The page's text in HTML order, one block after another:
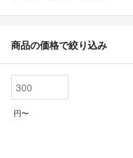
商品の価格で絞り込み
円〜